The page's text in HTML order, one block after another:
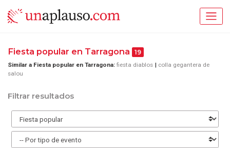
Fiesta popular en Tarragona 19
Similar a Fiesta popular en Tarragona: fiesta diablos
colla gegantera de
salou
Filtrar resultados